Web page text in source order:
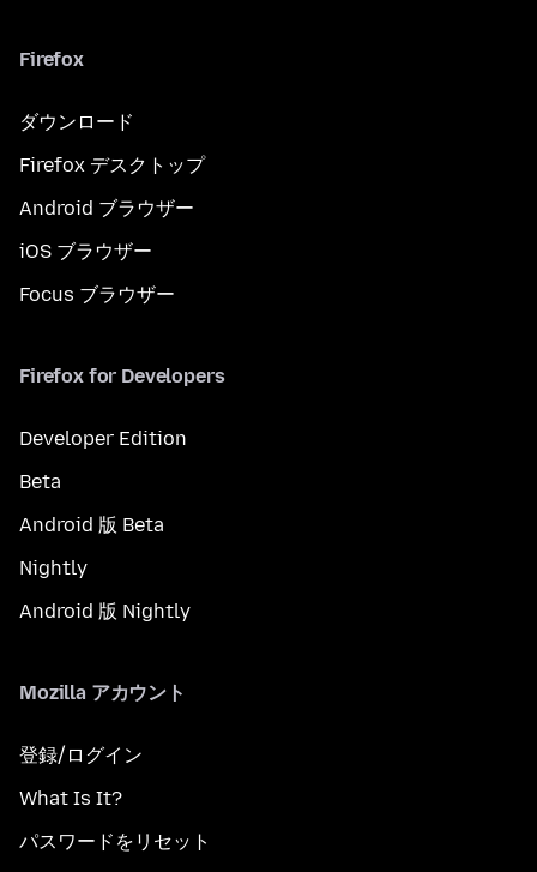
Firefox
ダウンロード
Firefox デスクトップ
Android ブラウザー
iOS ブラウザー
Focus ブラウザー
Firefox for Developers
Developer Edition
Beta
Android 版 Beta
Nightly
Android 版 Nightly
Mozilla アカウント
登録/ログイン
What Is It?
パスワードをリセット